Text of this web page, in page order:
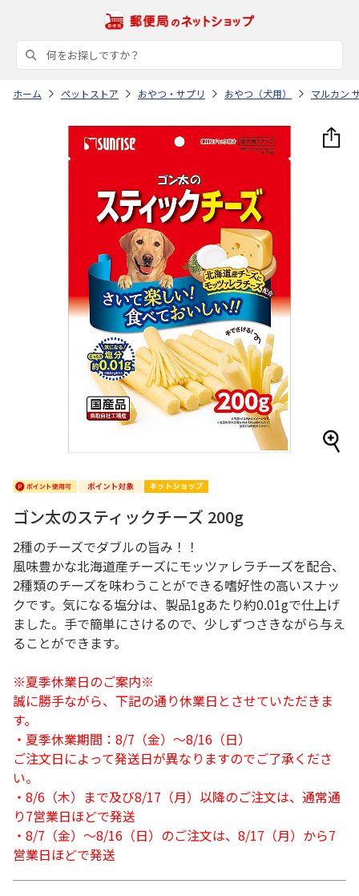
ホーム ペットストア おやつ・サプリ おやつ（犬用） マルカン
ゴン太のスティックチーズ 200g
2種のチーズでダブルの旨み！！
風味豊かな北海道産チーズにモッツァレラチーズを配合、
2種類のチーズを味わうことができる嗜好性の高いスナッ
クです。気になる塩分は、製品1gあたり約0.01gで仕上げ
ました。手で簡単にさけるので、少しずつさきながら与え
ることができます。
※夏季休業日のご案内※
誠に勝手ながら、下記の通り休業日とさせていただきま
す。
・夏季休業期間：8/7（金）～8/16（日）
ご注文日によって発送日が異なりますのでご了承くださ
い。
・8/6（木）まで及び8/17（月）以降のご注文は、通常通
り7営業日ほどで発送
・8/7（金）～8/16（日）のご注文は、8/17（月）から7
営業日ほどで発送